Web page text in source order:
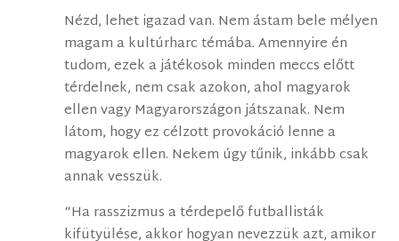
Nézd, lehet igazad van. Nem ástam bele mélyen
magam a kultúrharc témába. Amennyire én
tudom, ezek a játékosok minden meccs előtt
térdelnek, nem csak azokon, ahol magyarok
ellen vagy Magyarországon játszanak. Nem
látom, hogy ez célzott provokáció lenne a
magyarok ellen. Nekem úgy tűnik, inkább csak
annak vesszük.
“Ha rasszizmus a térdepelő futballisták
kifütyülése, akkor hogyan nevezzük azt, amikor